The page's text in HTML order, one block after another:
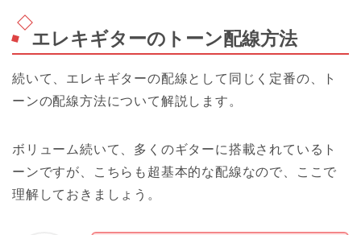
エレキギターのトーン配線方法
続いて、エレキギターの配線として同じく定番の、ト
ーンの配線方法について解説します。
ボリューム続いて、多くのギターに搭載されているト
ーンですが、こちらも超基本的な配線なので、ここで
理解しておきましょう。